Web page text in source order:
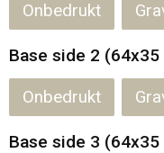
Onbedrukt
Base side 2 (64x35
Onbedrukt
Base side 3 (64x35